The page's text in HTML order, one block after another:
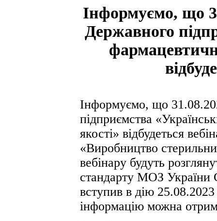
Інформуємо, що
Державного
Інформуємо, що
підприємства
якості» відбудеться
«Виробництво
вебінару будуть
стандарту МОЗ
вступив в дію
інформацію можна